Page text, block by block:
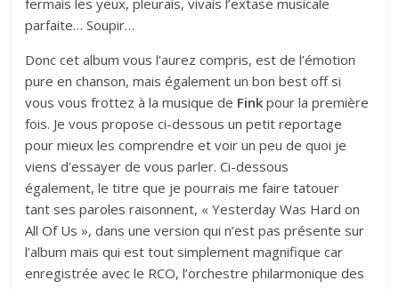
parfaite… Soupir…
Donc cet album vous l’aurez compris, est de l’émotion
pure en chanson, mais également un bon best off si
vous vous frottez à la musique de Fink pour la première
fois. Je vous propose ci-dessous un petit reportage
pour mieux les comprendre et voir un peu de quoi je
viens d’essayer de vous parler. Ci-dessous
également, le titre que je pourrais me faire tatouer
tant ses paroles raisonnent, « Yesterday Was Hard on
All Of Us », dans une version qui n’est pas présente sur
l’album mais qui est tout simplement magnifique car
enregistrée avec le RCO, l’orchestre philarmonique des